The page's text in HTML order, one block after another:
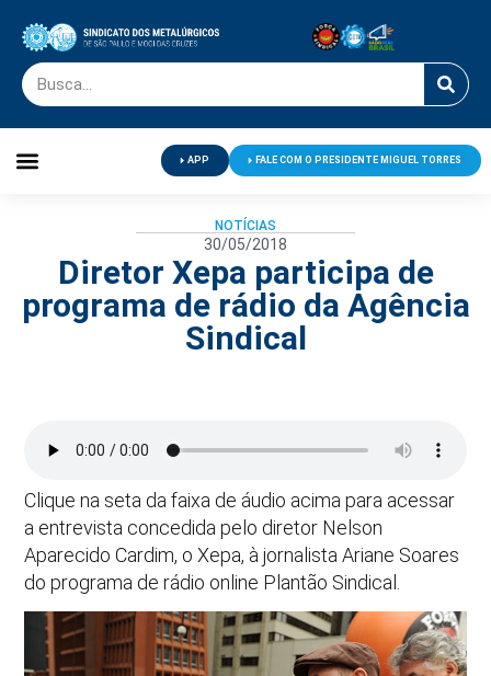
APP FALE COM O PRESIDENTE MIGUEL TORRES
NOTÍCIAS
30/05/2018
Diretor Xepa participa de
programa de rádio da Agência
Sindical
Clique na seta da faixa de áudio acima para acessar
a entrevista concedida pelo diretor Nelson
Aparecido Cardim, o Xepa, à jornalista Ariane Soares
do programa de rádio online Plantão Sindical.